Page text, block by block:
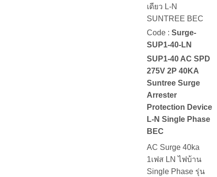
เดียว L-N
SUNTREE BEC
Code : Surge-
SUP1-40-LN
SUP1-40 AC SPD
275V 2P 40KA
Suntree Surge
Arrester
Protection Device
L-N Single Phase
BEC
AC Surge 40ka
1เฟส LN ไฟบ้าน
Single Phase รุ่น